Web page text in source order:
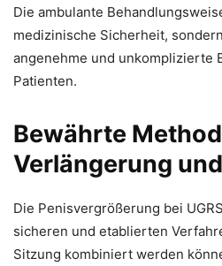
Die ambulante
medizinische Sicherheit,
angenehme und unkomplizierte
Patienten.
Bewährte
Verlängerung
Die Penisvergrößerung bei
sicheren und etablierten
Sitzung kombiniert werden